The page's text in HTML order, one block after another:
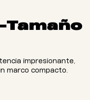
Tamaño
impresionante,
marco compacto.